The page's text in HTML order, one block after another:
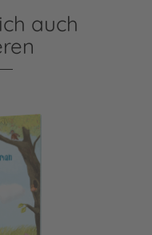
auch
Seife